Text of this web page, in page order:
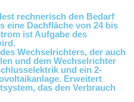
rechnerisch den Bedarf
eine Dachfläche von 24 bis
ist Aufgabe des
Wechselrichters, der auch
und dem Wechselrichter
und ein 2-
Erweitert
das den Verbrauch